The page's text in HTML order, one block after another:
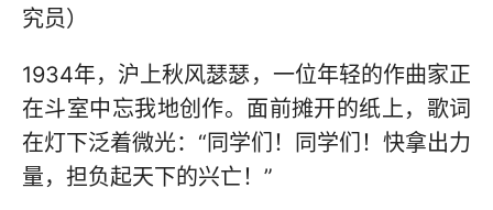
究员）
1934年，沪上秋风瑟瑟，一位年轻的作曲家正
在斗室中忘我地创作。面前摊开的纸上，歌词
在灯下泛着微光：“同学们！同学们！快拿出力
量，担负起天下的兴亡！”